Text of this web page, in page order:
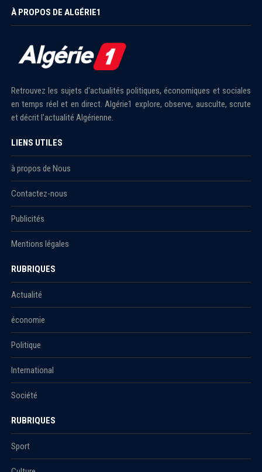
À PROPOS DE ALGÉRIE1
Retrouvez les sujets d'actualités politiques, économiques et sociales
en temps réel et en direct. Algérie1 explore, observe, ausculte, scrute
et décrit l'actualité Algérienne.
LIENS UTILES
à propos de Nous
Contactez-nous
Publicités
Mentions légales
RUBRIQUES
Actualité
économie
Politique
International
Société
RUBRIQUES
Sport